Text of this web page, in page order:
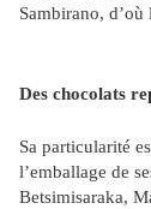
Sambirano,
Des chocolats
Sa particularité
l’emballage de
Betsimisaraka,